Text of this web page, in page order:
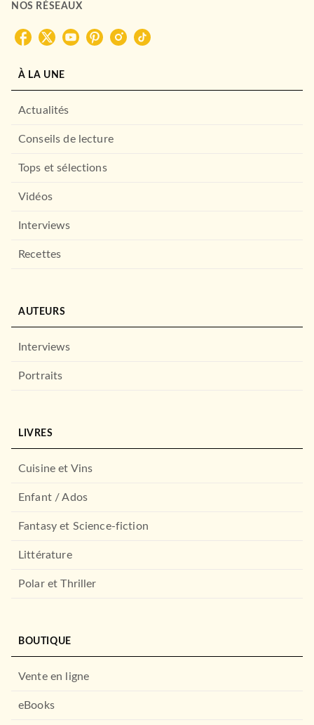
NOS RÉSEAUX
À LA UNE
Actualités
Conseils de lecture
Tops et sélections
Vidéos
Interviews
Recettes
AUTEURS
Interviews
Portraits
LIVRES
Cuisine et Vins
Enfant / Ados
Fantasy et Science-fiction
Littérature
Polar et Thriller
BOUTIQUE
Vente en ligne
eBooks